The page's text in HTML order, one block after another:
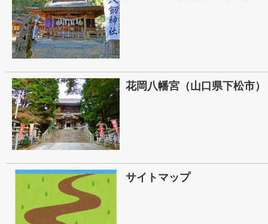
花岡八幡宮（山口県下松市）
サイトマップ